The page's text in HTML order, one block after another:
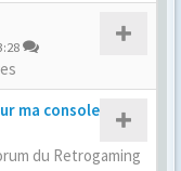
ma console
du Retrogaming